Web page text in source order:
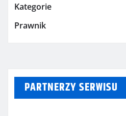
Kategorie
Prawnik
PARTNERZY SERWISU